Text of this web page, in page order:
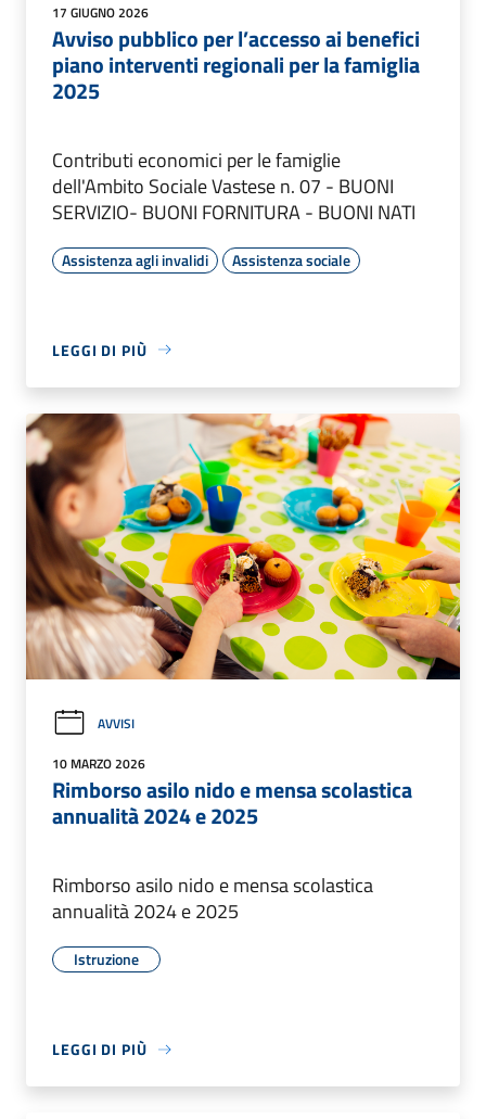
17 GIUGNO 2026
Avviso pubblico per l’accesso ai benefici
piano interventi regionali per la famiglia
2025
Contributi economici per le famiglie
dell'Ambito Sociale Vastese n. 07 - BUONI
SERVIZIO- BUONI FORNITURA - BUONI NATI
Assistenza agli invalidi Assistenza sociale
LEGGI DI PIÙ
AVVISI
10 MARZO 2026
Rimborso asilo nido e mensa scolastica
annualità 2024 e 2025
Rimborso asilo nido e mensa scolastica
annualità 2024 e 2025
Istruzione
LEGGI DI PIÙ